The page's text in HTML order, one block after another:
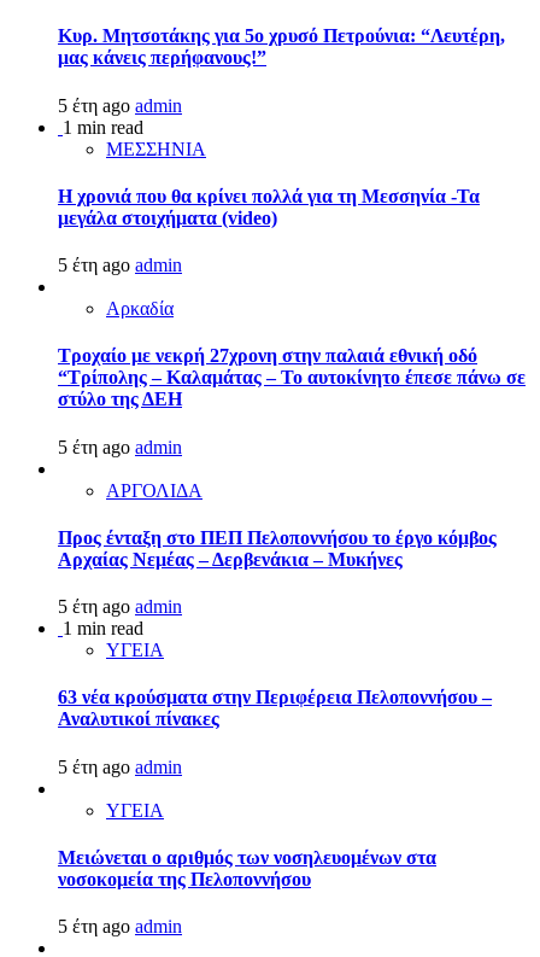
Κυρ. Μητσοτάκης για 5ο χρυσό Πετρούνια: “Λευτέρη,
μας κάνεις περήφανους!”
5 έτη ago admin
1 min read
ΜΕΣΣΗΝΙΑ
Η χρονιά που θα κρίνει πολλά για τη Μεσσηνία -Τα
μεγάλα στοιχήματα (video)
5 έτη ago admin
Αρκαδία
Τροχαίο με νεκρή 27χρονη στην παλαιά εθνική οδό
“Τρίπολης – Καλαμάτας – Το αυτοκίνητο έπεσε πάνω σε
στύλο της ΔΕΗ
5 έτη ago admin
ΑΡΓΟΛΙΔΑ
Προς ένταξη στο ΠΕΠ Πελοποννήσου το έργο κόμβος
Αρχαίας Νεμέας – Δερβενάκια – Μυκήνες
5 έτη ago admin
1 min read
ΥΓΕΙΑ
63 νέα κρούσματα στην Περιφέρεια Πελοποννήσου –
Αναλυτικοί πίνακες
5 έτη ago admin
ΥΓΕΙΑ
Μειώνεται ο αριθμός των νοσηλευομένων στα
νοσοκομεία της Πελοποννήσου
5 έτη ago admin